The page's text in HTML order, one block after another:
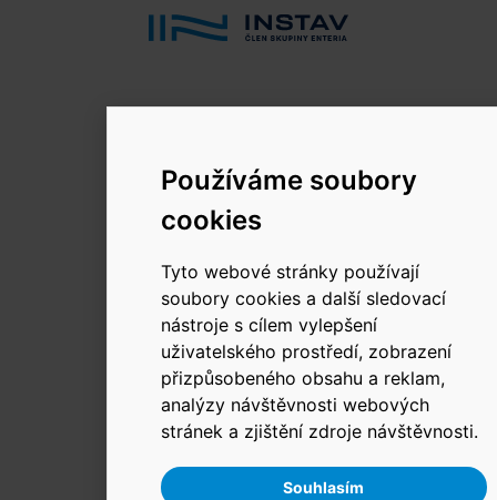
Používáme soubory
cookies
Tyto webové stránky používají
soubory cookies a další sledovací
nástroje s cílem vylepšení
uživatelského prostředí, zobrazení
přizpůsobeného obsahu a reklam,
analýzy návštěvnosti webových
stránek a zjištění zdroje návštěvnosti.
Souhlasím
Změnit používání Cookies.